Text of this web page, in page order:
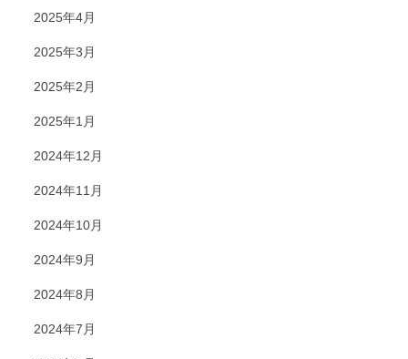
2025年4月
2025年3月
2025年2月
2025年1月
2024年12月
2024年11月
2024年10月
2024年9月
2024年8月
2024年7月